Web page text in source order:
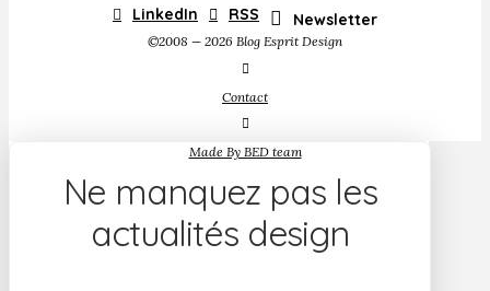
LinkedIn RSS Newsletter
©2008 — 2026 Blog Esprit Design
Contact
Made By BED team
Ne manquez pas les
actualités design